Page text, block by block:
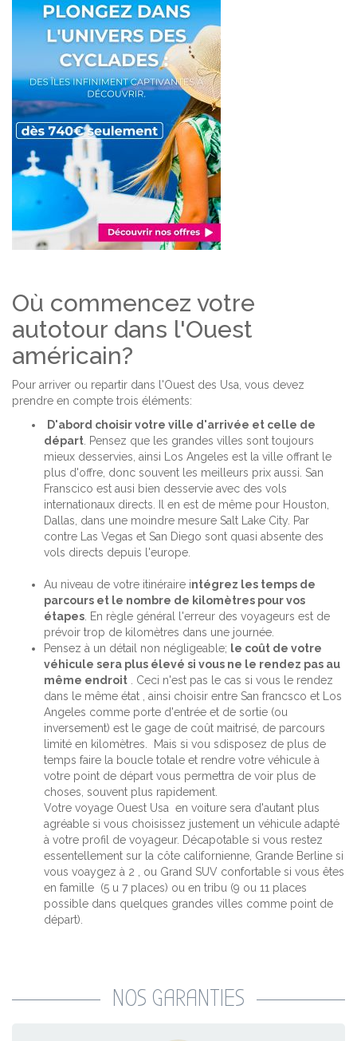
Où commencez votre
autotour dans l'Ouest
américain?
Pour arriver ou repartir dans l'Ouest des Usa, vous devez
prendre en compte trois éléments:
D'abord choisir votre ville d'arrivée et celle de
départ . Pensez que les grandes villes sont toujours
mieux desservies, ainsi Los Angeles est la ville offrant le
plus d'offre, donc souvent les meilleurs prix aussi. San
Franscico est ausi bien desservie avec des vols
internationaux directs. Il en est de même pour Houston,
Dallas, dans une moindre mesure Salt Lake City. Par
contre Las Vegas et San Diego sont quasi absente des
vols directs depuis l'europe.
Au niveau de votre itinéraire intégrez les temps de
parcours et le nombre de kilomètres pour vos
étapes . En règle général l'erreur des voyageurs est de
prévoir trop de kilomètres dans une journée.
Pensez à un détail non négligeable; le coût de votre
véhicule sera plus élevé si vous ne le rendez pas au
même endroit . Ceci n'est pas le cas si vous le rendez
dans le même état , ainsi choisir entre San francsco et Los
Angeles comme porte d'entrée et de sortie (ou
inversement) est le gage de coût maitrisé, de parcours
limité en kilomètres. Mais si vou sdisposez de plus de
temps faire la boucle totale et rendre votre véhicule à
votre point de départ vous permettra de voir plus de
choses, souvent plus rapidement.
Votre voyage Ouest Usa en voiture sera d'autant plus
agréable si vous choisissez justement un véhicule adapté
à votre profil de voyageur. Décapotable si vous restez
essentellement sur la côte californienne, Grande Berline si
vous voaygez à 2 , ou Grand SUV confortable si vous êtes
en famille (5 u 7 places) ou en tribu (9 ou 11 places
possible dans quelques grandes villes comme point de
départ).
NOS GARANTIES